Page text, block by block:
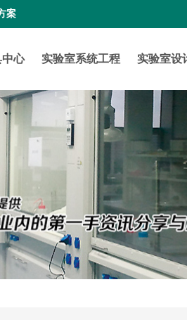
案
心 实验室系统工程 实验室设